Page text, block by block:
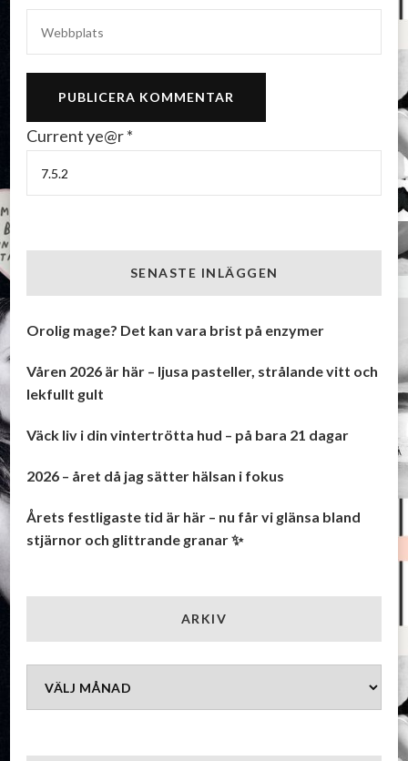
Current ye@r*
SENASTE INLÄGGEN
Orolig mage? Det kan vara brist på enzymer
Våren 2026 är här – ljusa pasteller, strålande vitt och
lekfullt gult
Väck liv i din vintertrötta hud – på bara 21 dagar
2026 – året då jag sätter hälsan i fokus
Årets festligaste tid är här – nu får vi glänsa bland
stjärnor och glittrande granar ✨
ARKIV
Arkiv